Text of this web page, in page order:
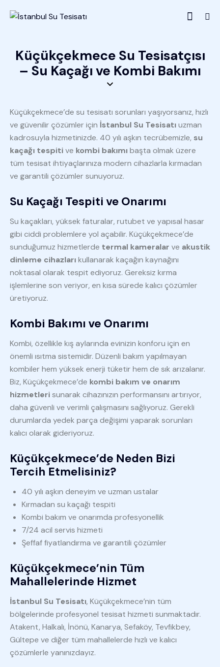
Küçükçekmece Su Tesisatçısı
– Su Kaçağı ve Kombi Bakımı
Küçükçekmece’de su tesisatı sorunları yaşıyorsanız, hızlı
ve güvenilir çözümler için İstanbul Su Tesisatıuzman
kadrosuyla hizmetinizde. 40 yılı aşkın tecrübemizle, su
kaçağı tespitive kombi bakımıbaşta olmak üzere
tüm tesisat ihtiyaçlarınıza modern cihazlarla kırmadan
ve garantili çözümler sunuyoruz.
Su Kaçağı Tespiti ve Onarımı
Su kaçakları, yüksek faturalar, rutubet ve yapısal hasar
gibi ciddi problemlere yol açabilir. Küçükçekmece’de
sunduğumuz hizmetlerde termal kameralar ve akustik
dinleme cihazlarıkullanarak kaçağın kaynağını
noktasal olarak tespit ediyoruz. Gereksiz kırma
işlemlerine son veriyor, en kısa sürede kalıcı çözümler
üretiyoruz.
Kombi Bakımı ve Onarımı
Kombi, özellikle kış aylarında evinizin konforu için en
önemli ısıtma sistemidir. Düzenli bakım yapılmayan
kombiler hem yüksek enerji tüketir hem de sık arızalanır.
Biz, Küçükçekmece’de kombi bakım ve onarım
hizmetlerisunarak cihazınızın performansını artırıyor,
daha güvenli ve verimli çalışmasını sağlıyoruz. Gerekli
durumlarda yedek parça değişimi yaparak sorunları
kalıcı olarak gideriyoruz.
Küçükçekmece’de Neden Bizi
Tercih Etmelisiniz?
40 yılı aşkın deneyim ve uzman ustalar
Kırmadan su kaçağı tespiti
Kombi bakım ve onarımda profesyonellik
7/24 acil servis hizmeti
Şeffaf fiyatlandırma ve garantili çözümler
Küçükçekmece’nin Tüm
Mahallelerinde Hizmet
İstanbul Su Tesisatı, Küçükçekmece’nin tüm
bölgelerinde profesyonel tesisat hizmeti sunmaktadır.
Atakent, Halkalı, İnönü, Kanarya, Sefaköy, Tevfikbey,
Gültepe ve diğer tüm mahallelerde hızlı ve kalıcı
çözümlerle yanınızdayız.